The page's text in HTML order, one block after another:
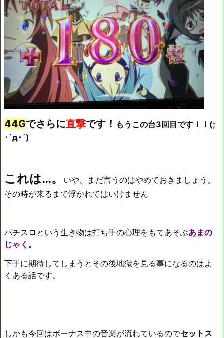
44Gでさらに直撃です！ もうこの台3回目です！！(;
･`д･´)
これは…。
いや、まだ言うのはやめておきましょう。
その時が来るまで浮かれてはいけません
パチスロという生き物は打ち手の心理をもてあそぶあまの
じゃく。
下手に期待してしまうとその後地獄を見る事になるのはよ
くある話です。
しかも今回はボーナス中の音楽が流れているのでセットス